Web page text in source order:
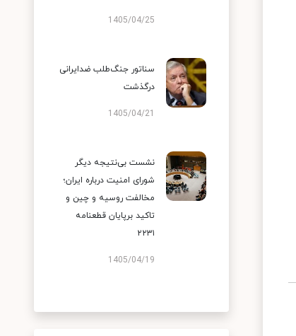
1405/04/25
سناتور جنگ‌طلب ضدایرانی
درگذشت
1405/04/21
نشست بی‌نتیجه دیگر
شورای امنیت درباره ایران؛
مخالفت روسیه و چین و
تاکید برپایان قطعنامه
۲۲۳۱
1405/04/19